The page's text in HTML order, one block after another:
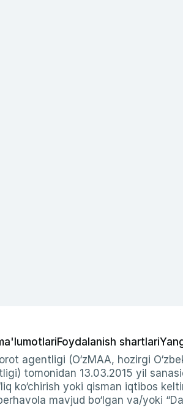
Foydalanish shartlari
agentligi (O‘zMAA, hozirgi
tomonidan 13.03.2015 yil
ko‘chirish yoki qisman iqtibos
mavjud bo‘lgan va/yoki